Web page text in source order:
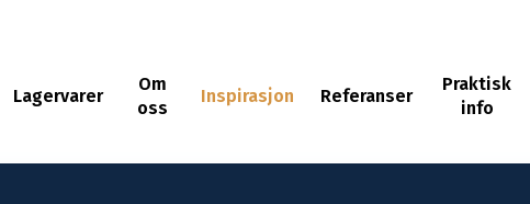
Lagervarer
Om
oss
Inspirasjon Referanser
Praktisk
info